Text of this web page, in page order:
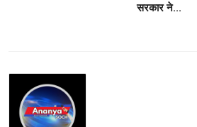
सरकार ने...